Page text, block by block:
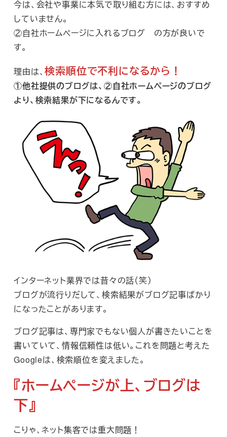
今は、会社や事業に本気で取り組む方には、おすすめ
していません。
②自社ホームページに入れるブログ の方が良いで
す。
理由は、検索順位で不利になるから！
①他社提供のブログは、②自社ホームページのブログ
より、検索結果が下になるんです。
インターネット業界では昔々の話（笑）
ブログが流行りだして、検索結果がブログ記事ばかり
になったことがあります。
ブログ記事は、専門家でもない個人が書きたいことを
書いていて、情報信頼性は低い。これを問題と考えた
Googleは、検索順位を変えました。
『ホームページが上、ブログは
下』
こりゃ、ネット集客では重大問題！